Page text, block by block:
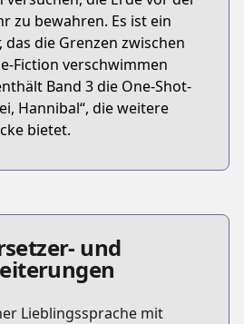
zu bewahren. Es ist ein
das die Grenzen zwischen
Fiction verschwimmen
Band 3 die One-Shot-
Hannibal“, die weitere
bietet.
und
Lieblingssprache mit